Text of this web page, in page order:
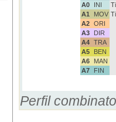
A0 INI
A1
MOV
A2 ORI
A3
DIR
A4 TRA
A5
BEN
A6
MAN
A7
FIN
Perfil